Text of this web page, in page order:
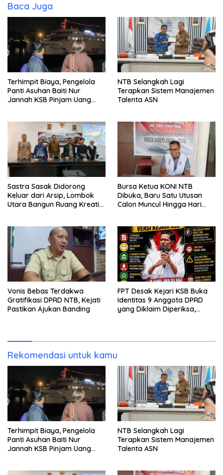
Baca Juga
Terhimpit Biaya, Pengelola
Panti Asuhan Baiti Nur
Jannah KSB Pinjam Uang
Kunjung Tuntas
NTB Selangkah Lagi
Terapkan Sistem Manajemen
Talenta ASN
Sastra Sasak Didorong
Keluar dari Arsip, Lombok
Utara Bangun Ruang Kreatif
Bursa Ketua KONI NTB
Dibuka, Baru Satu Utusan
Calon Muncul Hingga Hari
Vonis Bebas Terdakwa
Gratifikasi DPRD NTB, Kejati
Pastikan Ajukan Banding
FPT Desak Kejari KSB Buka
Identitas 9 Anggota DPRD
yang Diklaim Diperiksa,
Rekomendasi untuk kamu
Terhimpit Biaya, Pengelola
Panti Asuhan Baiti Nur
Jannah KSB Pinjam Uang
NTB Selangkah Lagi
Terapkan Sistem Manajemen
Talenta ASN